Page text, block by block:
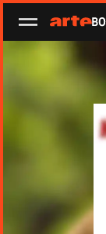
Ouvrir le menu